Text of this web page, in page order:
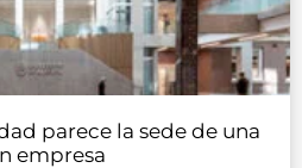
parece la sede de una
empresa